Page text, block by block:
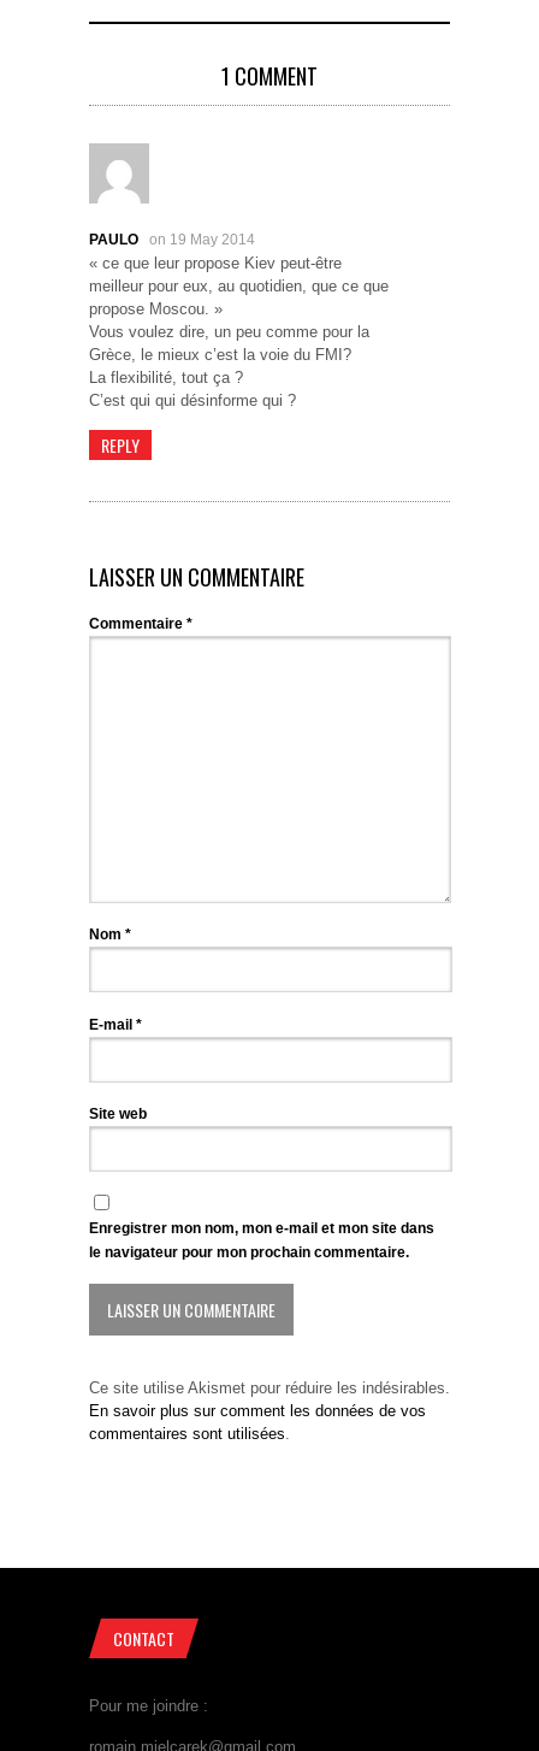
1 COMMENT
PAULO on 19 May 2014
« ce que leur propose Kiev peut-être
meilleur pour eux, au quotidien, que ce que
propose Moscou. »
Vous voulez dire, un peu comme pour la
Grèce, le mieux c’est la voie du FMI?
La flexibilité, tout ça ?
C’est qui qui désinforme qui ?
REPLY
LAISSER UN COMMENTAIRE
Commentaire *
Nom *
E-mail *
Site web
Enregistrer mon nom, mon e-mail et mon site dans
le navigateur pour mon prochain commentaire.
Ce site utilise Akismet pour réduire les indésirables.
En savoir plus sur comment les données de vos
commentaires sont utilisées.
CONTACT
Pour me joindre :
romain.mielcarek@gmail.com